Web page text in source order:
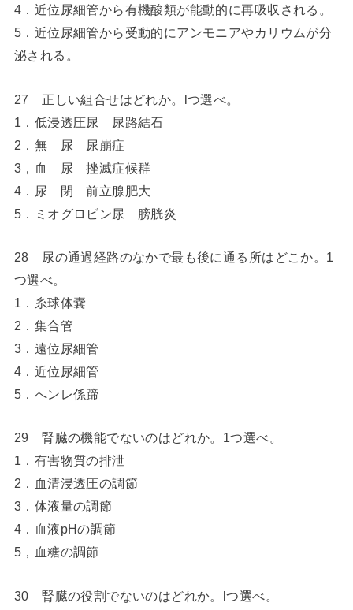
4．近位尿細管から有機酸類が能動的に再吸収される。
5．近位尿細管から受動的にアンモニアやカリウムが分
泌される。
27 正しい組合せはどれか。lつ選べ。
1．低浸透圧尿 尿路結石
2．無 尿 尿崩症
3，血 尿 挫滅症候群
4．尿 閉 前立腺肥大
5．ミオグロビン尿 膀胱炎
28 尿の通過経路のなかで最も後に通る所はどこか。1
つ選べ。
1．糸球体嚢
2．集合管
3．遠位尿細管
4．近位尿細管
5．へンレ係蹄
29 腎臓の機能でないのはどれか。1つ選べ。
1．有害物質の排泄
2．血清浸透圧の調節
3．体液量の調節
4．血液pHの調節
5，血糖の調節
30 腎臓の役割でないのはどれか。lつ選べ。